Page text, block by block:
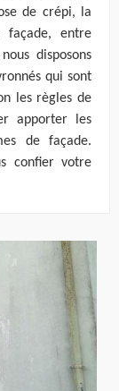
de crépi, la
façade, entre
disposons
qui sont
les règles de
apporter les
de façade.
confier votre